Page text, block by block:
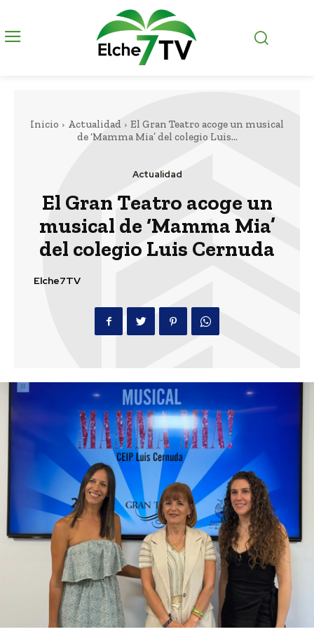
Inicio Actualidad
El Gran Teatro acoge un musical
de ‘Mamma Mia’ del colegio Luis...
Actualidad
El Gran Teatro acoge un
musical de ‘Mamma Mia’
del colegio Luis Cernuda
Elche7TV